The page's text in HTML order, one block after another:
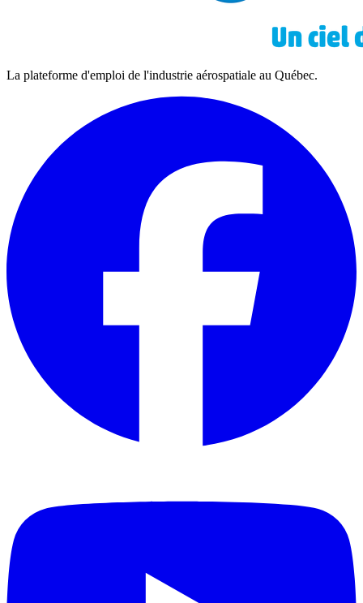
La plateforme d'emploi de l'industrie aérospatiale au Québec.